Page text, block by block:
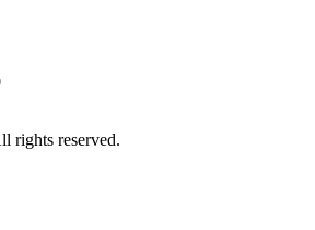
rights reserved.